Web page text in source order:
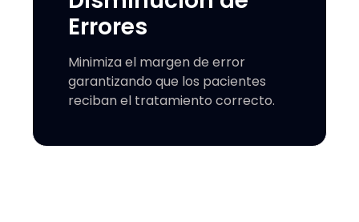
Errores
Minimiza el margen de error
garantizando que los pacientes
reciban el tratamiento correcto.